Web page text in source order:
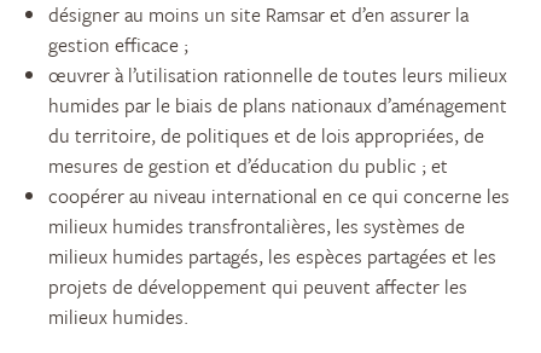
désigner au moins un site Ramsar et d’en assurer la
gestion efficace ;
œuvrer à l’utilisation rationnelle de toutes leurs milieux
humides par le biais de plans nationaux d’aménagement
du territoire, de politiques et de lois appropriées, de
mesures de gestion et d’éducation du public ; et
coopérer au niveau international en ce qui concerne les
milieux humides transfrontalières, les systèmes de
milieux humides partagés, les espèces partagées et les
projets de développement qui peuvent affecter les
milieux humides.